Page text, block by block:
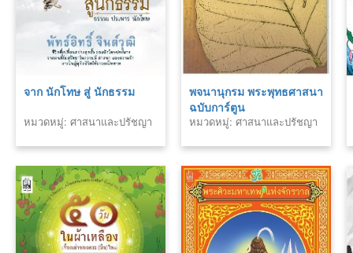
จาก นักโทษ สู่ นักธรรม
หมวดหมู่: ศาสนาและปรัชญา
พจนานุกรม พระพุทธศาสนา
ฉบับการ์ตูน
หมวดหมู่: ศาสนาและปรัชญา